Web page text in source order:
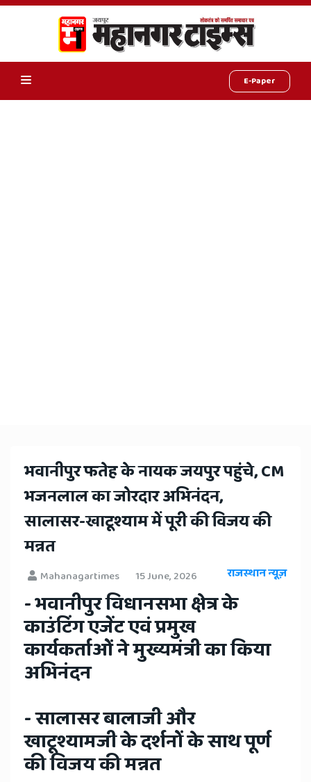
E-Paper
भवानीपुर फतेह के नायक जयपुर पहुंचे, CM
भजनलाल का जोरदार अभिनंदन,
सालासर-खाटूश्याम में पूरी की विजय की
मन्नत
Mahanagartimes 15 June, 2026 राजस्थान न्यूज़
- भवानीपुर विधानसभा क्षेत्र के
काउंटिंग एजेंट एवं प्रमुख
कार्यकर्ताओं ने मुख्यमंत्री का किया
अभिनंदन
- सालासर बालाजी और
खाटूश्यामजी के दर्शनों के साथ पूर्ण
की विजय की मन्नत